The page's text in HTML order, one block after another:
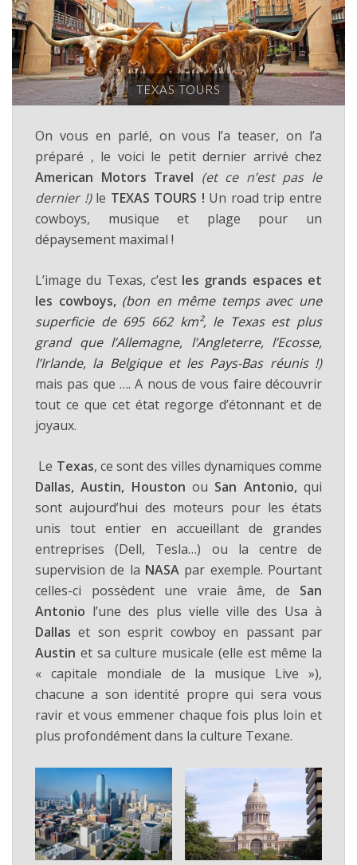
TEXAS TOURS
On vous en parlé, on vous l’a teaser, on l’a
préparé , le voici le petit dernier arrivé chez
American Motors Travel (et ce n’est pas le
dernier !)le TEXAS TOURS ! Un road trip entre
cowboys, musique et plage pour un
dépaysement maximal !
L’image du Texas, c’est les grands espaces et
les cowboys, (bon en même temps avec une
superficie de 695 662 km², le Texas est plus
grand que l’Allemagne, l’Angleterre, l’Ecosse,
l’Irlande, la Belgique et les Pays-Bas réunis !)
mais pas que …. A nous de vous faire découvrir
tout ce que cet état regorge d’étonnant et de
joyaux.
Le Texas, ce sont des villes dynamiques comme
Dallas, Austin, Houston ou San Antonio,qui
sont aujourd’hui des moteurs pour les états
unis tout entier en accueillant de grandes
entreprises (Dell, Tesla…) ou la centre de
supervision de la NASA par exemple. Pourtant
celles-ci possèdent une vraie âme, de San
Antonio l’une des plus vielle ville des Usa à
Dallaset son esprit cowboy en passant par
Austin et sa culture musicale (elle est même la
« capitale mondiale de la musique Live »),
chacune a son identité propre qui sera vous
ravir et vous emmener chaque fois plus loin et
plus profondément dans la culture Texane.